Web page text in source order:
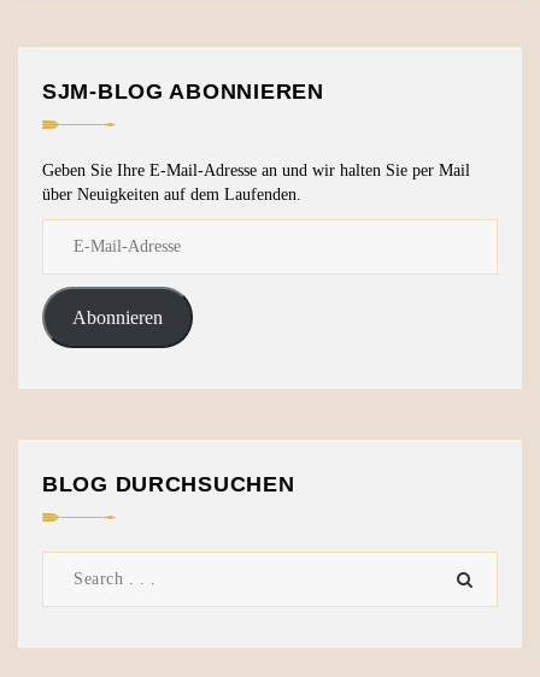
SJM-BLOG ABONNIEREN
Geben Sie Ihre E-Mail-Adresse an und wir halten Sie per Mail
über Neuigkeiten auf dem Laufenden.
Abonnieren
BLOG DURCHSUCHEN